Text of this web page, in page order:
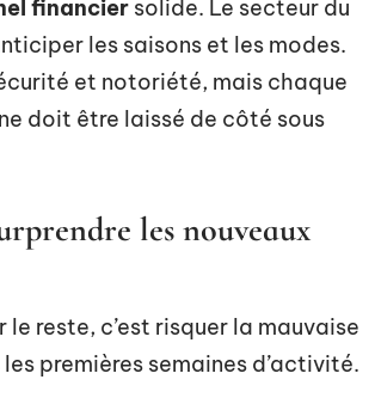
financier solide. Le secteur du
les saisons et les modes.
et notoriété, mais chaque
doit être laissé de côté sous
les nouveaux
reste, c’est risquer la mauvaise
premières semaines d’activité.